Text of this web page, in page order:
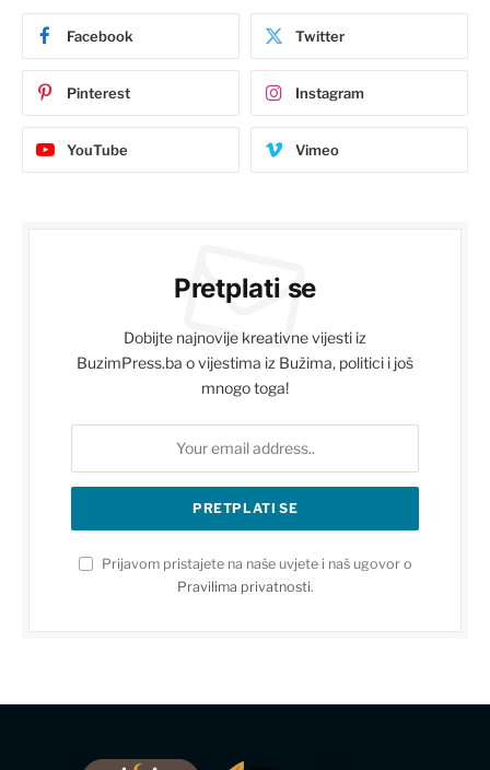
Facebook Twitter
Pinterest Instagram
YouTube Vimeo
Pretplati se
Dobijte najnovije kreativne vijesti iz
BuzimPress.ba o vijestima iz Bužima, politici i još
mnogo toga!
Prijavom pristajete na naše uvjete i naš ugovor o
Pravilima privatnosti.